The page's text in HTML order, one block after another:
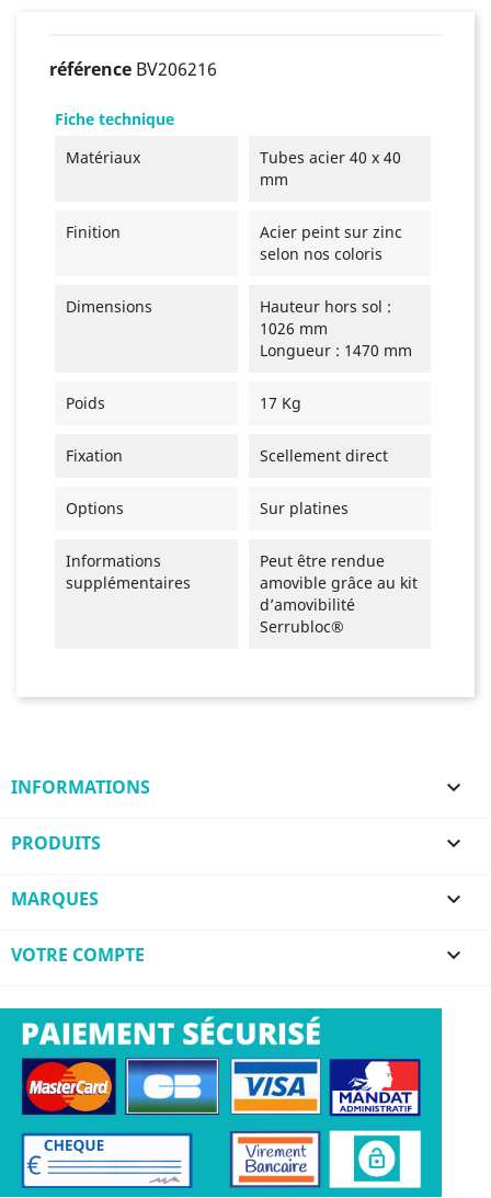
référence BV206216
Fiche technique
Matériaux
Tubes acier 40 x 40
mm
Finition
Acier peint sur zinc
selon nos coloris
Dimensions
Hauteur hors sol :
1026 mm
Longueur : 1470 mm
Poids 17 Kg
Fixation Scellement direct
Options Sur platines
Informations
supplémentaires
Peut être rendue
amovible grâce au kit
d’amovibilité
Serrubloc®
INFORMATIONS 
PRODUITS 
MARQUES 
VOTRE COMPTE 